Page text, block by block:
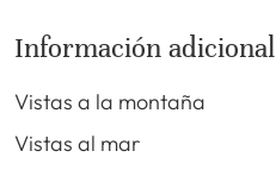
Información adicional
Vistas a la montaña
Vistas al mar